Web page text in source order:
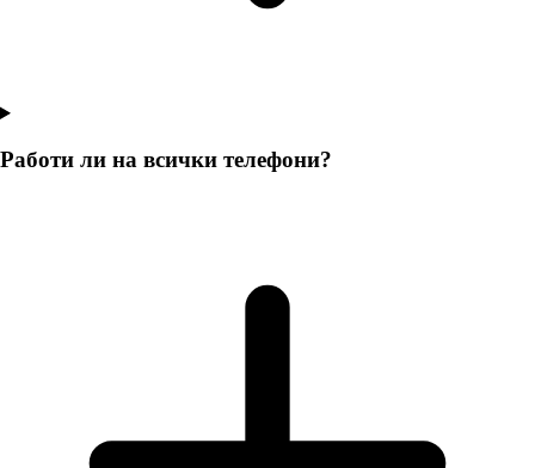
Работи ли на всички телефони?